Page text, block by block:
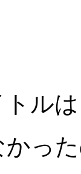
ルは
っ